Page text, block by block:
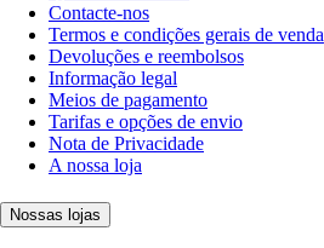
Contacte-nos
Termos e condições gerais de venda
Devoluções e reembolsos
Informação legal
Meios de pagamento
Tarifas e opções de envio
Nota de Privacidade
A nossa loja
Nossas lojas